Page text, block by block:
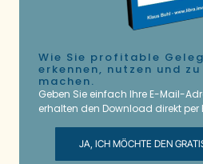
Wie Sie profitable
erkennen, nutzen und
machen.
Geben Sie einfach Ihre E-Mail-
erhalten den Download direkt per
JA, ICH MÖCHTE DEN